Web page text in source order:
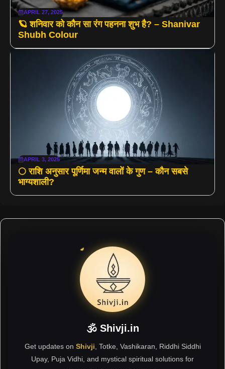
APRIL 27, 2025
🪐 शनिवार को कौन सा रंग पहनना शुभ है? – Shanivar
Shubh Colour
APRIL 3, 2025
🌕 राशि अनुसार पूर्णिमा जन्म वालों के गुण – कौन सबसे
भाग्यशाली?
🕉 Shivji.in
Get updates on Shivji , Totke, Vashikaran, Riddhi Siddhi
Upay, Puja Vidhi, and mystical spiritual solutions for